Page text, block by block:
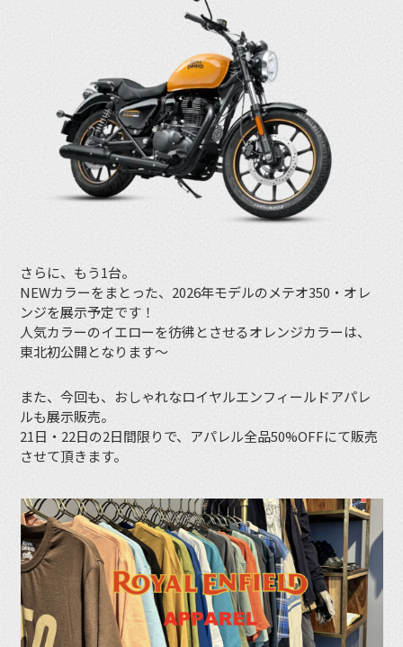
さらに、もう1台。
NEWカラーをまとった、2026年モデルのメテオ350・オレ
ンジを展示予定です！
人気カラーのイエローを彷彿とさせるオレンジカラーは、
東北初公開となります〜
また、今回も、おしゃれなロイヤルエンフィールドアパレ
ルも展示販売。
21日・22日の2日間限りで、アパレル全品50%OFFにて販売
させて頂きます。